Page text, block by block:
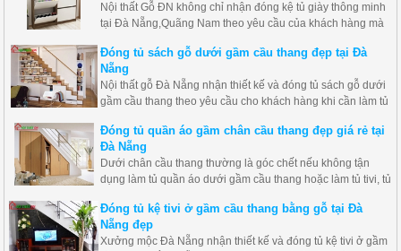
Nội thất Gỗ ĐN không chỉ nhận đóng kệ tủ giày thông minh
tại Đà Nẵng,Quãng Nam theo yêu cầu của khách hàng mà
gian gia đình khác nhau.
Đóng tủ sách gỗ dưới gầm cầu thang đẹp tại Đà
Nẵng
Nội thất gỗ Đà Nẵng nhận thiết kế và đóng tủ sách gỗ dưới
gầm cầu thang theo yêu cầu cho khách hàng khi cần làm tủ
sách, tủ kệ tivi, tủ trang trí..
Đóng tủ quần áo gầm chân cầu thang đẹp giá rẻ tại
Đà Nẵng
Dưới chân cầu thang thường là góc chết nếu không tận
dụng làm tủ quần áo dưới gầm cầu thang hoặc làm tủ tivi, tủ
mình, Nội thất Đà Nẵng nhận thiết kế và đóng tủ dưới chân
cầu thang đẹp giá rẻ hãy liên hệ ngay nhé.
Đóng tủ kệ tivi ở gầm cầu thang bằng gỗ tại Đà
Nẵng đẹp
Xưởng mộc Đà Nẵng nhận thiết kế và đóng tủ kệ tivi ở gầm